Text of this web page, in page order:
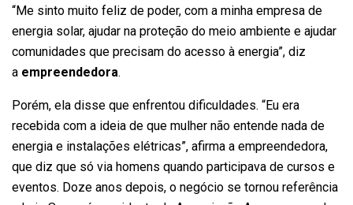
“Me sinto muito feliz de poder, com a minha empresa de
energia solar, ajudar na proteção do meio ambiente e ajudar
comunidades que precisam do acesso à energia”, diz
a empreendedora.
Porém, ela disse que enfrentou dificuldades. “Eu era
recebida com a ideia de que mulher não entende nada de
energia e instalações elétricas”, afirma a empreendedora,
que diz que só via homens quando participava de cursos e
eventos. Doze anos depois, o negócio se tornou referência